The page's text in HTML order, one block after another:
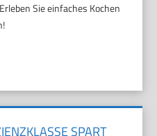
Sie einfaches Kochen
SPART